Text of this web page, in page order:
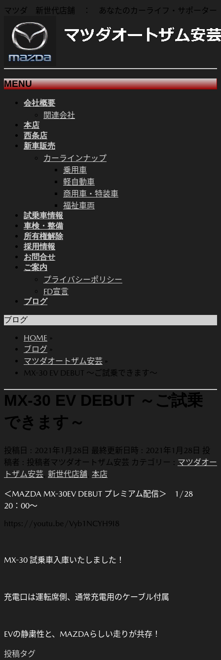
マツダ 新世代店舗 ： あなたのカーライフ・サポーター
MENU
会社概要
関連会社
本店
西条店
新車販売
カーラインナップ
乗用車
軽自動車
商用車・特装車
福祉車両
試乗車情報
車検・整備
所有権解除
採用情報
お問合せ
ご案内
プライバシーポリシー
FD宣言
ブログ
ブログ
HOME »
ブログ »
マツダオートザム安芸 »
MX-30 EV DEBUT ～ご試乗できます～
MX-30 EV DEBUT ～ご試乗
できます～
投稿日 : 2021年1月28日 最終更新日時 : 2021年1月28日 投
稿者 : 投稿者マツダオートザム安芸 カテゴリー : マツダオー
トザム安芸, 新世代店舗, 本店
＜MAZDA MX-30EV DEBUT プレミアム配信＞ 1/28
20：00～
https://youtu.be/Vyb1NCYH9I8
MX-30 試乗車入庫いたしました！
充電口は運転席側、通常充電用のケーブル付属
EVの静粛性と、MAZDAらしい走りが共存！
投稿タグ